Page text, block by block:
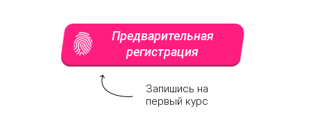
Предварительная
регистрация
Запишись на
первый курс